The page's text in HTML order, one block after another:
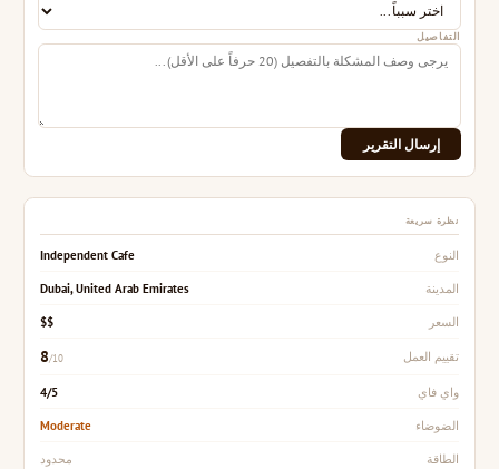
التفاصيل
إرسال التقرير
نظرة سريعة
النوع Independent Cafe
المدينة Dubai, United Arab Emirates
السعر $$
تقييم العمل 8/10
واي فاي 4/5
الضوضاء Moderate
الطاقة محدود